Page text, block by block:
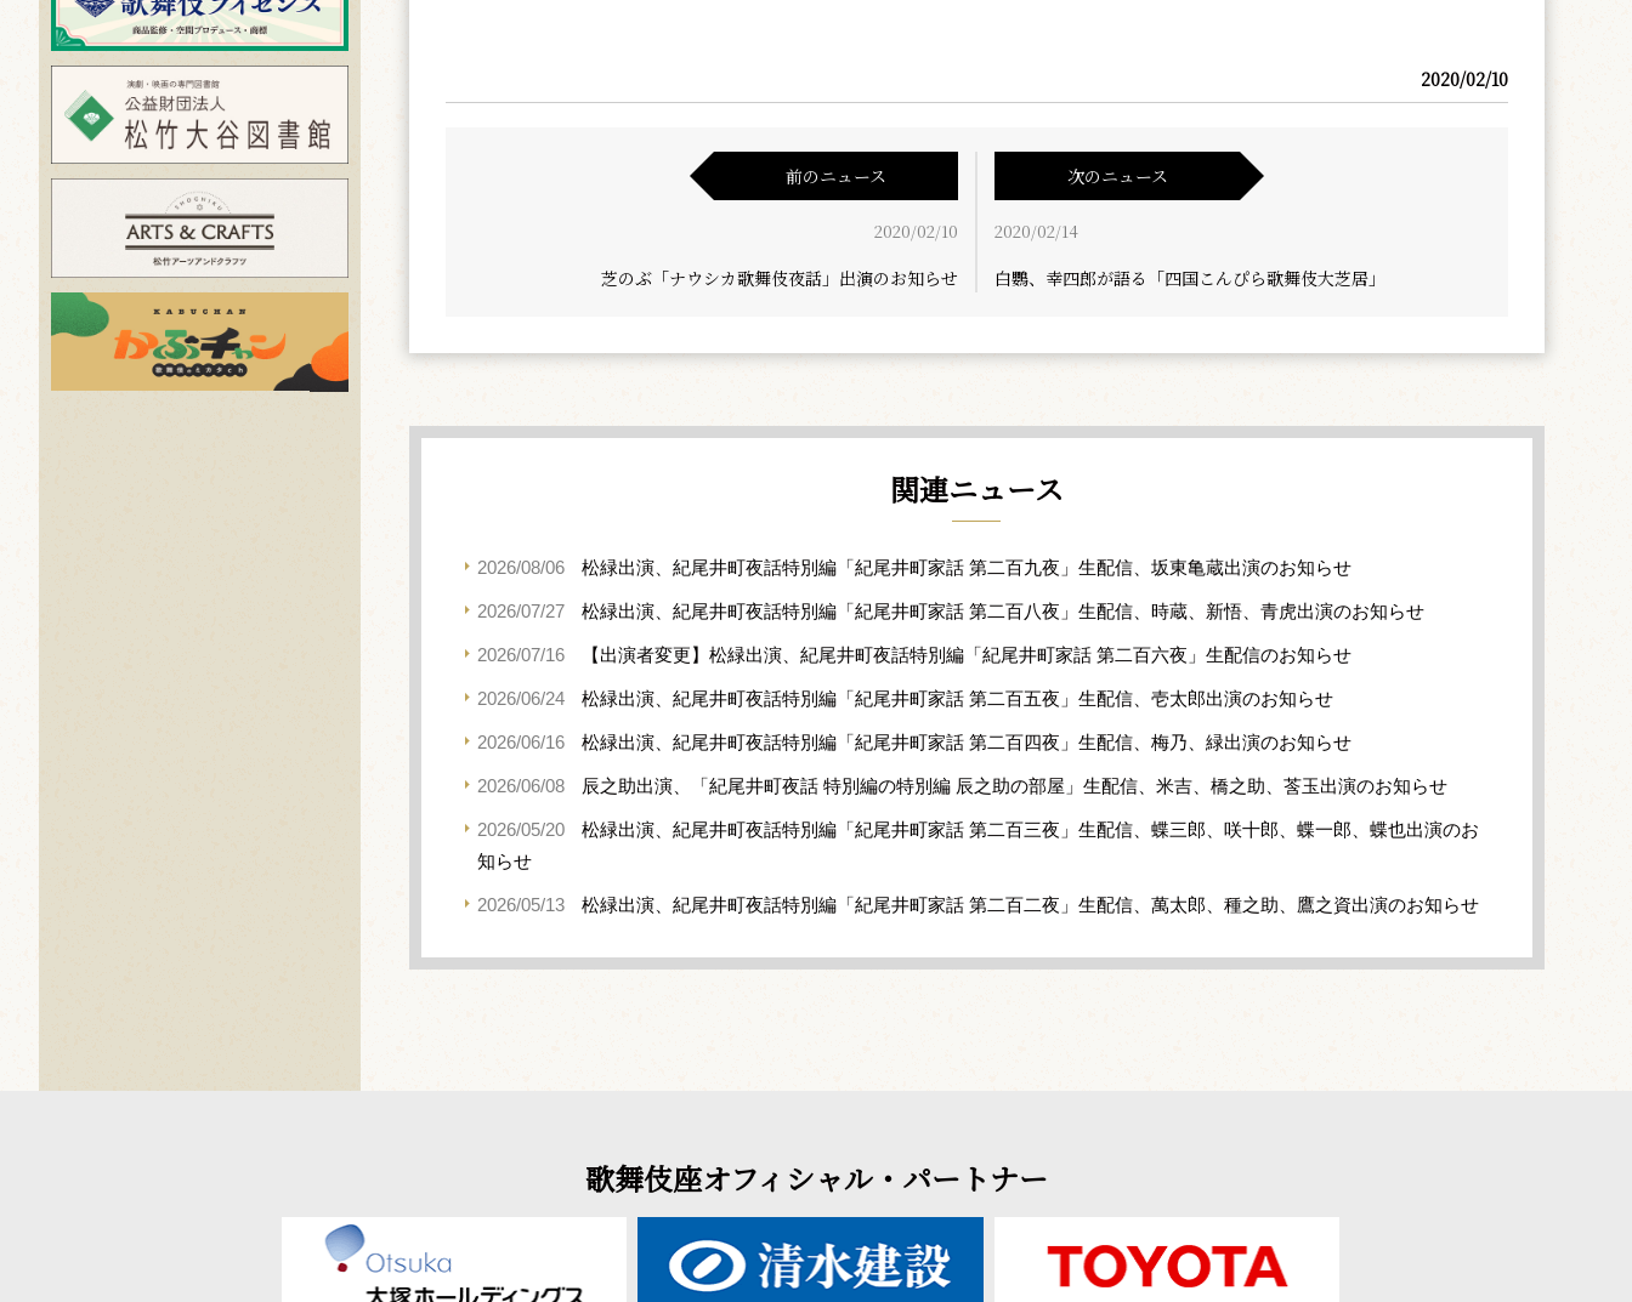
2020/02/10
前のニュース
2020/02/10
芝のぶ「ナウシカ歌舞伎夜話」出演のお知らせ
次のニュース
2020/02/14
白鸚、幸四郎が語る「四国こんぴら歌舞伎大芝居」
関連ニュース
2026/08/06 松緑出演、紀尾井町夜話特別編「紀尾井町家話 第二百九夜」生配信、坂東亀蔵出演のお知らせ
2026/07/27 松緑出演、紀尾井町夜話特別編「紀尾井町家話 第二百八夜」生配信、時蔵、新悟、青虎出演のお知らせ
2026/07/16 【出演者変更】松緑出演、紀尾井町夜話特別編「紀尾井町家話 第二百六夜」生配信のお知らせ
2026/06/24 松緑出演、紀尾井町夜話特別編「紀尾井町家話 第二百五夜」生配信、壱太郎出演のお知らせ
2026/06/16 松緑出演、紀尾井町夜話特別編「紀尾井町家話 第二百四夜」生配信、梅乃、緑出演のお知らせ
2026/06/08 辰之助出演、「紀尾井町夜話 特別編の特別編 辰之助の部屋」生配信、米吉、橋之助、莟玉出演のお知らせ
2026/05/20
松緑出演、紀尾井町夜話特別編「紀尾井町家話 第二百三夜」生配信、蝶三郎、咲十郎、蝶一郎、蝶也出演のお
知らせ
2026/05/13 松緑出演、紀尾井町夜話特別編「紀尾井町家話 第二百二夜」生配信、萬太郎、種之助、鷹之資出演のお知らせ
歌舞伎座オフィシャル・パートナー